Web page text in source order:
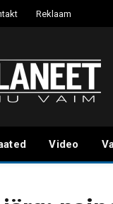
Reklaam
Video